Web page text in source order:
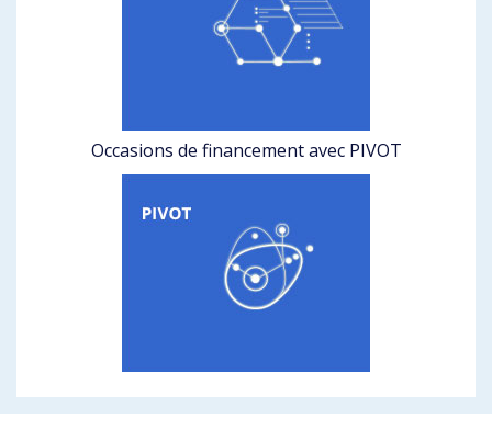
Occasions de financement avec PIVOT